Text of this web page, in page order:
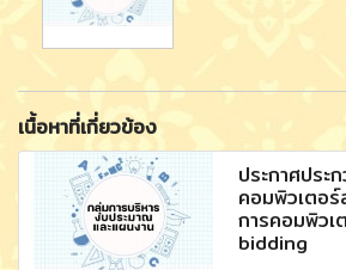
เนื้อหาที่เกี่ยวข้อง
ประกาศปร
คอมพิวเตอ
การคอมพิว
bidding